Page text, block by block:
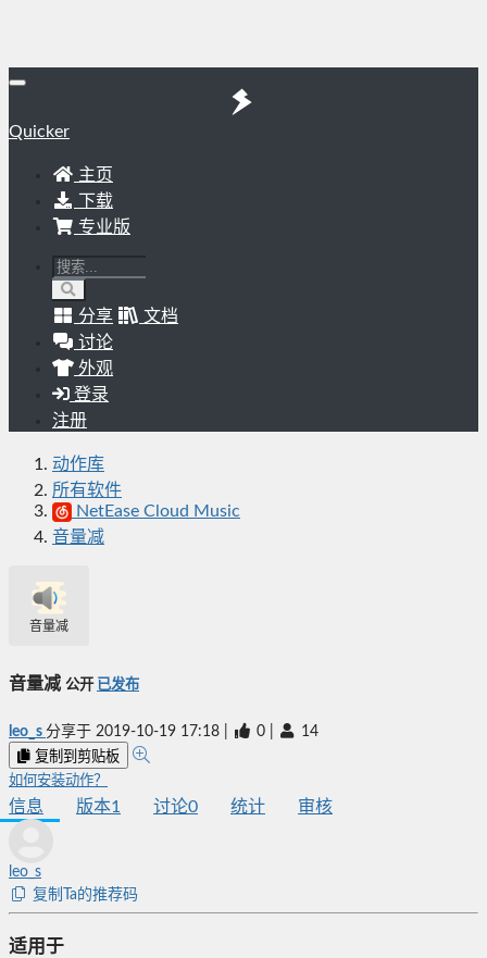
Quicker
主页
下载
专业版
分享
文档
讨论
外观
登录
注册
动作库
所有软件
NetEase Cloud Music
音量减
音量减
音量减 公开 已发布
leo_s 分享于 2019-10-19 17:18 0 14
复制到剪贴板
如何安装动作？
信息 版本1 讨论0 统计 审核
leo_s
复制Ta的推荐码
适用于